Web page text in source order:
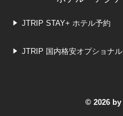
JTRIP STAY+ ホテル予約
JTRIP 国内格安オプショナ
© 2026 by